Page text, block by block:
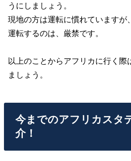
うにしましょう。
現地の方は運転に慣れていますが
運転するのは、厳禁です。
以上のことからアフリカに行く際
ましょう。
今までのアフリカスタ
介！